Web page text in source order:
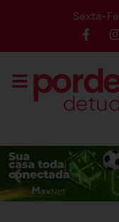
Sexta-